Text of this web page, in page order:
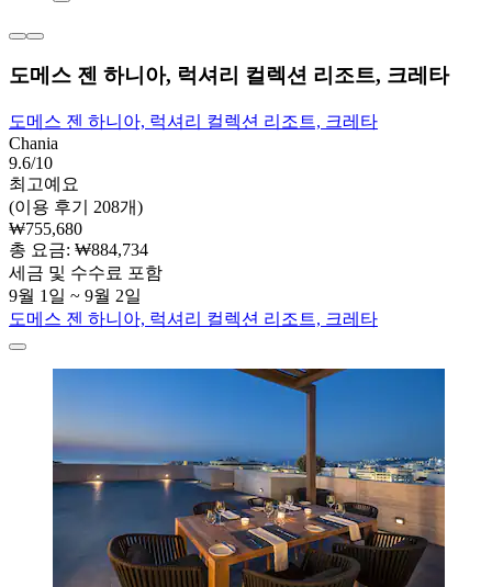
도메스 젠 하니아, 럭셔리 컬렉션 리조트, 크레타
도메스 젠 하니아, 럭셔리 컬렉션 리조트, 크레타
Chania
9.6/10
최고예요
(이용 후기 208개)
₩755,680
총 요금: ₩884,734
세금 및 수수료 포함
9월 1일 ~ 9월 2일
도메스 젠 하니아, 럭셔리 컬렉션 리조트, 크레타